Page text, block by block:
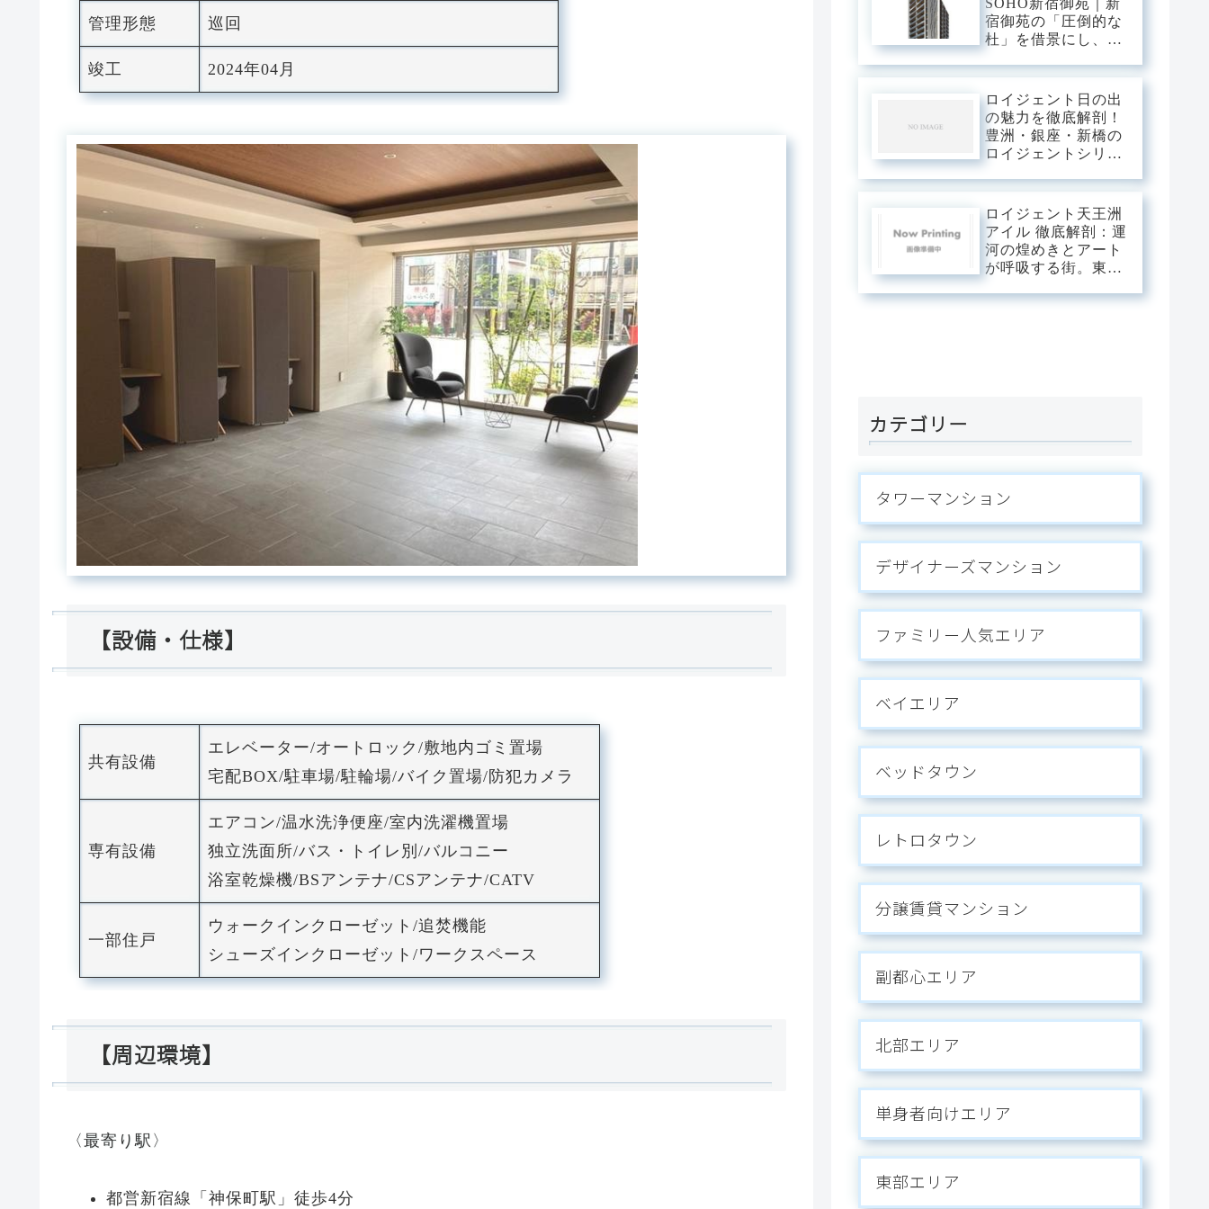
管理形態 巡回
竣工 2024年04月
【設備・仕様】
共有設備
エレベーター/オートロック/敷地内ゴミ置場
宅配BOX/駐車場/駐輪場/バイク置場/防犯カメラ
専有設備
エアコン/温水洗浄便座/室内洗濯機置場
独立洗面所/バス・トイレ別/バルコニー
浴室乾燥機/BSアンテナ/CSアンテナ/CATV
一部住戸
ウォークインクローゼット/追焚機能
シューズインクローゼット/ワークスペース
【周辺環境】
〈最寄り駅〉
都営新宿線「神保町駅」徒歩4分
宿御苑の「圧倒的な
杜」を借景にし、新
内に収める。職住の
境界を美しく溶か
す、三菱地所レジデ
ンスが贈るハイエン
ドSOHOステージ。
ロイジェント日の出
の魅力を徹底解剖！
豊洲・銀座・新橋の
ロイジェントシリー
ロイジェント天王洲
アイル 徹底解剖：運
河の煌めきとアート
が呼吸する街。東京
を私有する、プレミ
カテゴリー
タワーマンション
デザイナーズマンション
ファミリー人気エリア
ベイエリア
ベッドタウン
レトロタウン
分譲賃貸マンション
副都心エリア
北部エリア
単身者向けエリア
東部エリア